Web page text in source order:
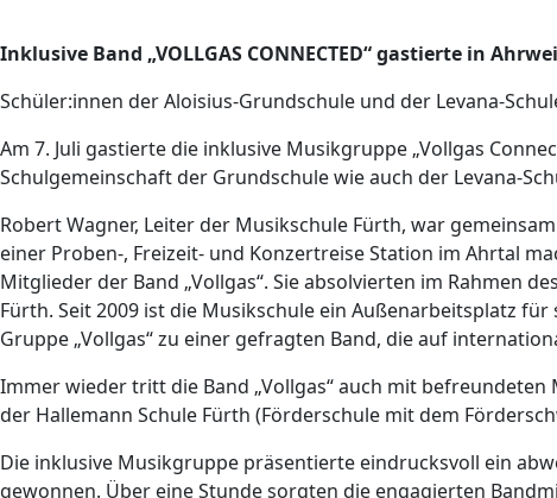
Inklusive Band „VOLLGAS CONNECTED“ gastierte in
Schüler:innen der Aloisius-Grundschule und der Levana-
Am 7. Juli gastierte die inklusive Musikgruppe „Vollgas
Schulgemeinschaft der Grundschule wie auch der Levana-
Robert Wagner, Leiter der Musikschule Fürth, war
einer Proben-, Freizeit- und Konzertreise Station im Ahrtal
Mitglieder der Band „Vollgas“. Sie absolvierten im Rahmen
Fürth. Seit 2009 ist die Musikschule ein Außenarbeitsplatz
Gruppe „Vollgas“ zu einer gefragten Band, die auf
Immer wieder tritt die Band „Vollgas“ auch mit
der Hallemann Schule Fürth (Förderschule mit dem
Die inklusive Musikgruppe präsentierte eindrucksvoll ein
gewonnen. Über eine Stunde sorgten die engagierten